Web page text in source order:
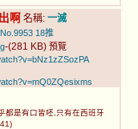
啊 名稱: 一滅
No.9953 18推
-(281 KB) 預覽
都是有口皆呸,只有在西班牙